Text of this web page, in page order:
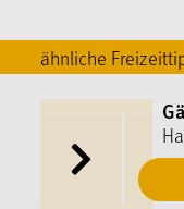
ähnliche